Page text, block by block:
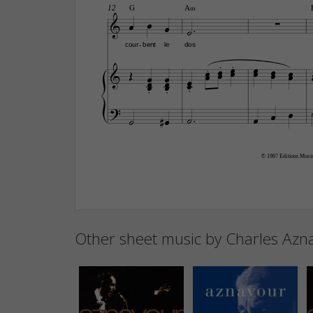
 © 1967 Editions
cour
G
bent
- le dos
A‹
12
 
   
  

   
 

 

 
 
 
 
 
 
 

 
    
Other sheet music by Charles